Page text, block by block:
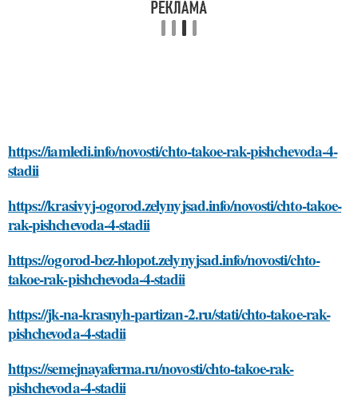
https://iamledi.info/novosti/chto-takoe-rak-pishchevoda-4-
stadii
https://krasivyj-ogorod.zelynyjsad.info/novosti/chto-takoe-
rak-pishchevoda-4-stadii
https://ogorod-bez-hlopot.zelynyjsad.info/novosti/chto-
takoe-rak-pishchevoda-4-stadii
https://jk-na-krasnyh-partizan-2.ru/stati/chto-takoe-rak-
pishchevoda-4-stadii
https://semejnayaferma.ru/novosti/chto-takoe-rak-
pishchevoda-4-stadii